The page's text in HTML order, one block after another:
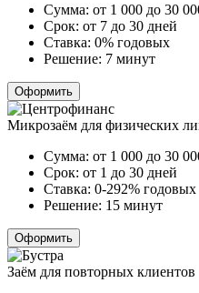
Сумма: от 1 000 до 30
Срок: от 7 до 30 дней
Ставка: 0% годовых
Решение: 7 минут
Оформить
Микрозаём для физических
Сумма: от 1 000 до 30
Срок: от 1 до 30 дней
Ставка: 0-292% годовых
Решение: 15 минут
Оформить
Заём для повторных клиентов